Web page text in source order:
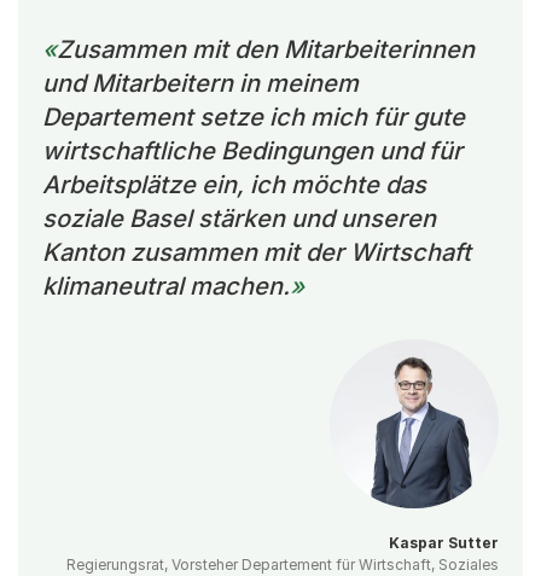
Zusammen mit den Mitarbeiterinnen
und Mitarbeitern in meinem
Departement setze ich mich für gute
wirtschaftliche Bedingungen und für
Arbeitsplätze ein, ich möchte das
soziale Basel stärken und unseren
Kanton zusammen mit der Wirtschaft
klimaneutral machen.
Kaspar Sutter
Regierungsrat, Vorsteher Departement für Wirtschaft, Soziales